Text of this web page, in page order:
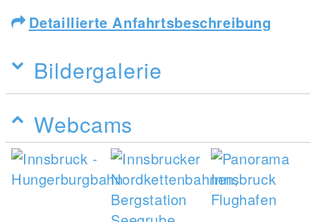
Detaillierte Anfahrtsbeschreibung
Bildergalerie
Webcams